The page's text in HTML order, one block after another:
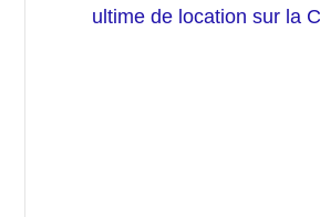
ultime de location sur la